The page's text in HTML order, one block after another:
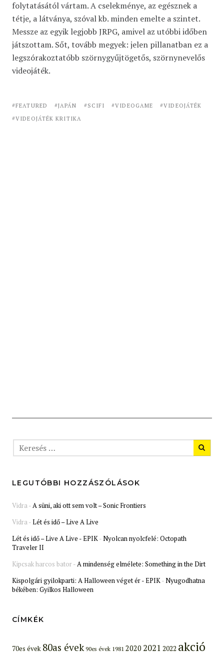
folytatásától vártam. A cselekménye, az egésznek a
tétje, a látványa, szóval kb. minden emelte a szintet.
Messze az egyik legjobb JRPG, amivel az utóbbi időben
játszottam. Sőt, tovább megyek: jelen pillanatban ez a
legszórakoztatóbb szörnygyűjtögetős, szörnynevelős
videojáték.
FEATURED JAPÁN SCIFI VIDEOGAME
VIDEOJÁTÉK
VIDEOJÁTÉK KRITIKA
LEGUTÓBBI HOZZÁSZÓLÁSOK
Vidra - A süni, aki ott sem volt – Sonic Frontiers
Vidra -Lét és idő – Live A Live
Lét és idő – Live A Live - EPIK -Nyolcan nyolcfelé: Octopath
Traveler II
Kipcsak harcos bator- A mindenség elmélete: Something in the Dirt
Kispolgári gyilokparti: A Halloween véget ér - EPIK -Nyugodhatna
békében: Gyilkos Halloween
CÍMKÉK
70es évek 80as évek 90es évek 1981 2020 2021 2022 akció